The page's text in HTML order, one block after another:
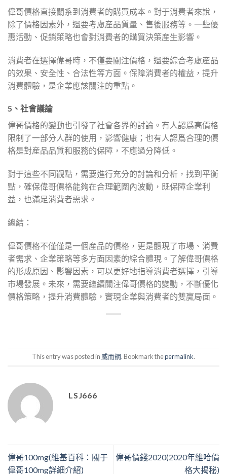
偉哥價格直接關系到消費者的購買成本。對于消費者來說，
除了價格因素外，還要考慮産品質量、售後服務等。一些優
惠活動、促銷策略也會對消費者的購買決策産生影響。
消費者在選擇偉哥時，不僅要關注價格，還要綜合考慮産品
的效果、安全性、合法性等方面。保障消費者的權益，提升
消費體驗，是企業應該關注的重點。
5、社會議論
偉哥價格的變動也引發了社會各界的討論。有人認爲高價格
限制了一部分人群的使用，影響健康；也有人認爲合理的價
格是對産品品質和服務的保障，不應過分降低。
對于這些不同觀點，需要進行充分的討論和分析，找到平衡
點，確保偉哥價格能夠在合理範圍內波動，既保障企業利
益，也滿足消費者需求。
總結：
偉哥價格不僅僅是一個産品的價格，更是體現了市場、消費
者需求、企業策略等多方面因素的綜合體現。了解偉哥價格
的形成原因、影響因素，可以更好地指導消費者選擇，引導
市場發展。未來，需要繼續關注偉哥價格的變動，不斷優化
價格策略，提升消費體驗，實現企業與消費者的雙贏局面。
This entry was posted in 威而鋼. Bookmark thepermalink.
LSJ666
偉哥100mg(維基百科：關于
偉哥100mg詳細介紹)
偉哥價錢2020(2020年維哈價
格大揭秘)